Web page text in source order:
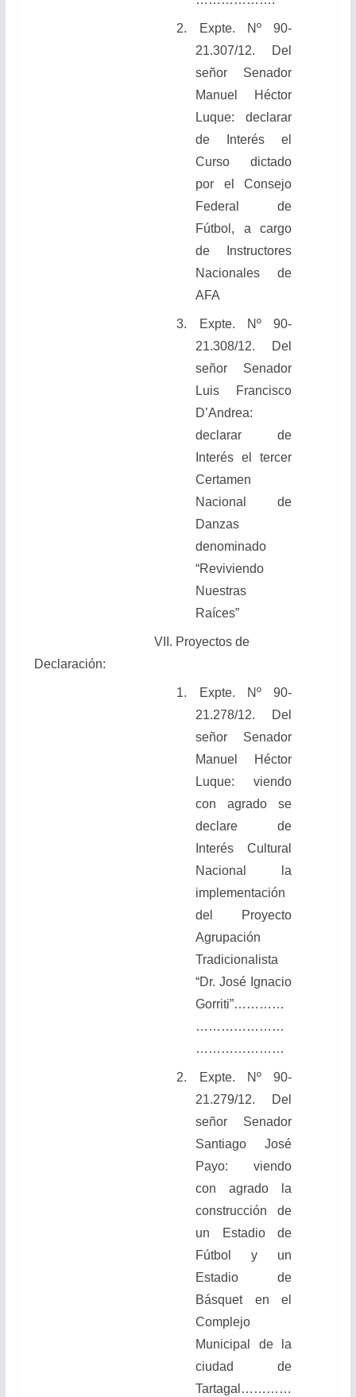
2.
Expte. Nº 90-
21.307/12. Del
señor Senador
Manuel Héctor
Luque: declarar
de Interés el
Curso dictado
por el Consejo
Federal de
Fútbol, a cargo
de Instructores
Nacionales de
AFA
3. Expte. Nº 90-
21.308/12. Del
señor Senador
Luis Francisco
D’Andrea:
declarar de
Interés el tercer
Certamen
Nacional de
Danzas
denominado
“Reviviendo
Nuestras
Raíces”
VII. Proyectos de
Declaración:
1.
Expte. Nº 90-
21.278/12. Del
señor Senador
Manuel Héctor
Luque: viendo
con agrado se
declare de
Interés Cultural
Nacional la
implementación
del Proyecto
Agrupación
Tradicionalista
“Dr. José Ignacio
Gorriti”…………
…………………
…………………
2.
Expte. Nº 90-
21.279/12. Del
señor Senador
Santiago José
Payo: viendo
con agrado la
construcción de
un Estadio de
Fútbol y un
Estadio de
Básquet en el
Complejo
Municipal de la
ciudad de
Tartagal …………